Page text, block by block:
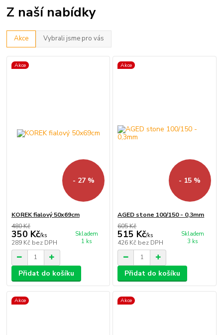
Z naší nabídky
Akce Vybrali jsme pro vás
Akce
- 27 %
KOREK fialový 50x69cm
480 Kč
350 Kč/ks
289 Kč bez DPH
Skladem
1 ks
Přidat do košíku
Akce
- 15 %
AGED stone 100/150 - 0,3mm
605 Kč
515 Kč/ks
426 Kč bez DPH
Skladem
3 ks
Přidat do košíku
Akce Akce